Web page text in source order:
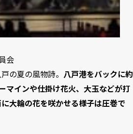
会
の夏の風物詩。 八戸港をバックに約
マインや仕掛け花火、大玉などが打
大輪の花を咲かせる様子は圧巻で